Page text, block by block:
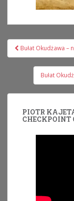
Nawigacja
wpisu
Bułat Okudżawa –
Bułat
PIOTR
CHECKPOINT